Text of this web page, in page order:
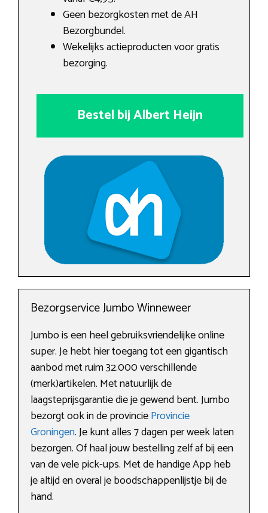
Geen bezorgkosten met de AH
Bezorgbundel.
Wekelijks actieproducten voor gratis
bezorging.
Bestel bij Albert Heijn
Bezorgservice Jumbo Winneweer
Jumbo is een heel gebruiksvriendelijke online
super. Je hebt hier toegang tot een gigantisch
aanbod met ruim 32.000 verschillende
(merk)artikelen. Met natuurlijk de
laagsteprijsgarantie die je gewend bent. Jumbo
bezorgt ook in de provincieProvincie
Groningen. Je kunt alles 7 dagen per week laten
bezorgen. Of haal jouw bestelling zelf af bij een
van de vele pick-ups. Met de handige App heb
je altijd en overal je boodschappenlijstje bij de
hand.